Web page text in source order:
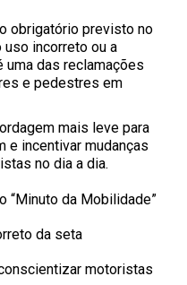
obrigatório previsto no
uso incorreto ou a
uma das reclamações
e pedestres em
mais leve para
e incentivar mudanças
no dia a dia.
“Minuto da Mobilidade”
da seta
motoristas